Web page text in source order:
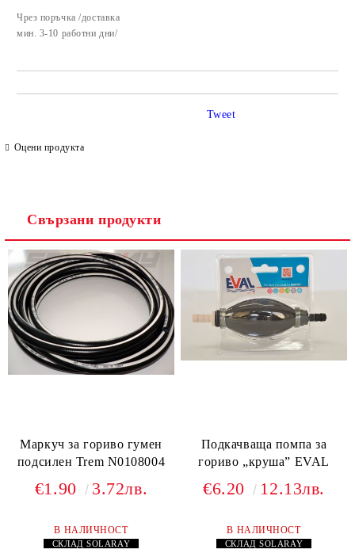
Чрез поръчка /доставка
​мин. 3-10 работни дни/
Оцени продукта
Tweet
Свързани продукти
Маркуч за гориво гумен
подсилен Trem N0108004
€1.90 3.72лв.
В НАЛИЧНОСТ
СКЛАДSOLARAY
Подкачваща помпа за
гориво „круша” EVAL
€6.20 12.13лв.
В НАЛИЧНОСТ
СКЛАДSOLARAY